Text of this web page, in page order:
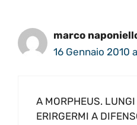
marco
16 Gennaio 2010
A MORPHEUS.
ERIRGERMI A